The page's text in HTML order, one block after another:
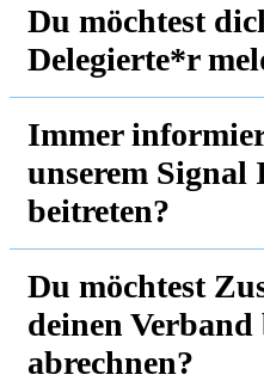
Du möchtest
Delegierte*r
Immer
unserem Signal
beitreten?
Du möchtest
deinen
abrechnen?